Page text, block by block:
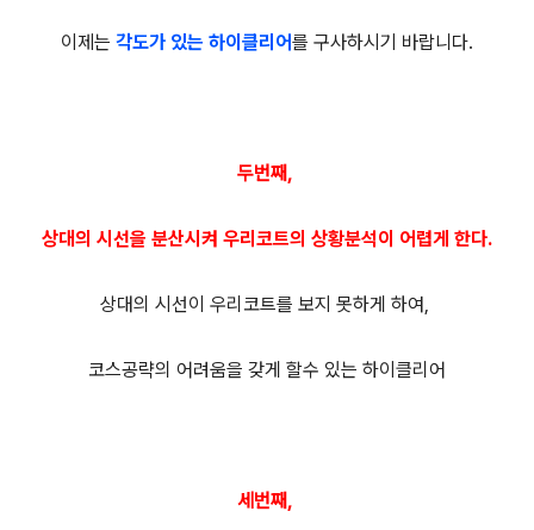
이제는 각도가 있는 하이클리어를 구사하시기 바랍니다.
두번째,
상대의 시선을 분산시켜 우리코트의 상황분석이 어렵게 한다.
상대의 시선이 우리코트를 보지 못하게 하여,
코스공략의 어려움을 갖게 할수 있는 하이클리어
세번째,